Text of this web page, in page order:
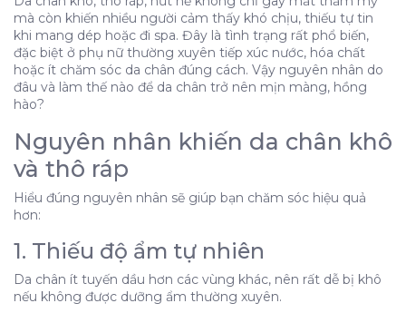
Nguyên nhân khiến da chân khô và thô ráp
1. Thiếu độ ẩm tự nhiên
2. Tiếp xúc nước và hóa chất nhiều
5. Thiếu vitamin và nước
6. Thời tiết và môi trường
Dấu hiệu nhận biết da chân đang “xuống cấp”
Cách làm da chân mịn màng, hồng hào hiệu quả
2. Tẩy tế bào chết định kỳ
3. Dưỡng ẩm chuyên sâu mỗi ngày
4. Đắp mặt nạ dưỡng chân
mà còn khiến nhiều người cảm thấy khó chịu, thiếu tự tin
khi mang dép hoặc đi spa. Đây là tình trạng rất phổ biến,
đặc biệt ở phụ nữ thường xuyên tiếp xúc nước, hóa chất
hoặc ít chăm sóc da chân đúng cách. Vậy nguyên nhân do
đâu và làm thế nào để da chân trở nên mịn màng, hồng
hào?
Nguyên nhân khiến da chân khô
và thô ráp
Hiểu đúng nguyên nhân sẽ giúp bạn chăm sóc hiệu quả
hơn:
1. Thiếu độ ẩm tự nhiên
Da chân ít tuyến dầu hơn các vùng khác, nên rất dễ bị khô
nếu không được dưỡng ẩm thường xuyên.